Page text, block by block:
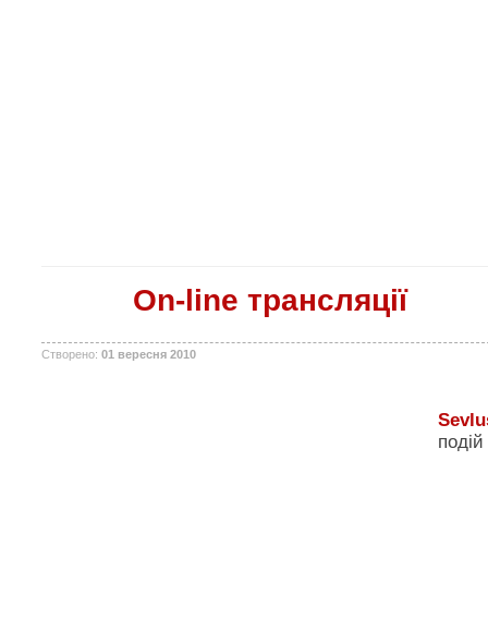
On-line трансляції
Створено: 01 вересня 2010